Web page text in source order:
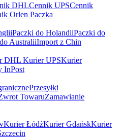
DHLCennik UPSCennik
Orlen Paczka
Paczki do HolandiiPaczki do
AustraliiImport z Chin
DHL Kurier UPSKurier
InPost
Przesyłki
TowaruZamawianie
Kurier ŁódźKurier GdańskKurier